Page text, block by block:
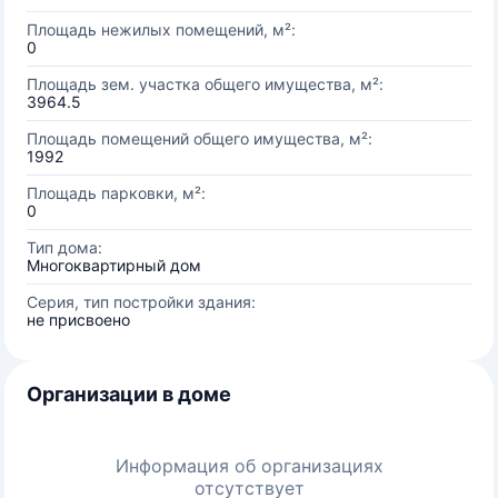
Площадь нежилых помещений, м²:
0
Площадь зем. участка общего имущества, м²:
3964.5
Площадь помещений общего имущества, м²:
1992
Площадь парковки, м²:
0
Тип дома:
Многоквартирный дом
Серия, тип постройки здания:
не присвоено
Организации в доме
Информация об организациях
отсутствует